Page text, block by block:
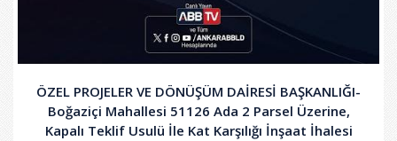
ÖZEL PROJELER VE DÖNÜŞÜM DAİRESİ BAŞKANLIĞI-
Boğaziçi Mahallesi 51126 Ada 2 Parsel Üzerine,
Kapalı Teklif Usulü İle Kat Karşılığı İnşaat İhalesi